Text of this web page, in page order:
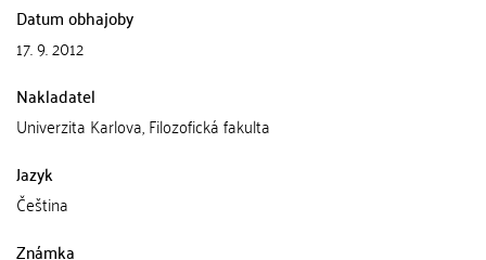
Datum obhajoby
17. 9. 2012
Nakladatel
Univerzita Karlova, Filozofická fakulta
Jazyk
Čeština
Známka